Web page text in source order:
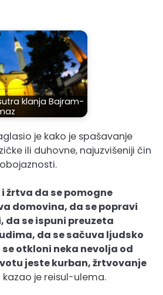
klanja Bajram-
je kako je spašavanje
ili duhovne, najuzvišeniji čin
žrtva da se pomogne
domovina, da se popravi
da se ispuni preuzeta
da se sačuva ljudsko
otkloni neka nevolja od
jeste kurban, žrtvovanje
kazao je reisul-ulema.